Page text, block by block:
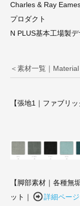
Charles & Ray
プロダクト
N PLUS基本工場製
＜素材一覧｜Material
【張地1｜ファブリッ
【脚部素材｜各種無
ット｜
詳細ページ